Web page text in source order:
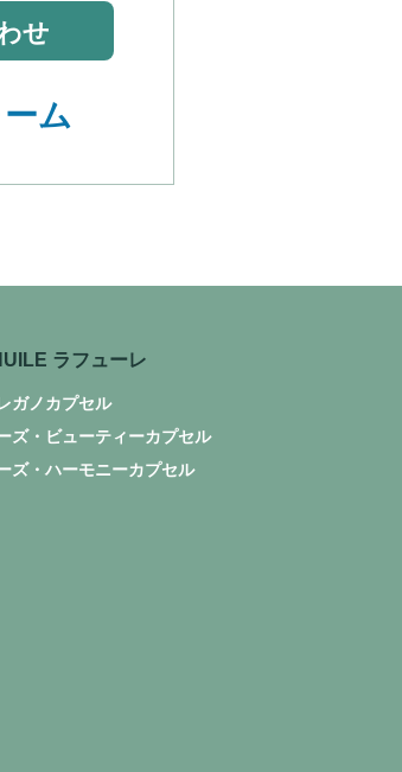
せ
ム
ラフューレ
ガノカプセル
ズ・ビューティーカプセル
ズ・ハーモニーカプセル